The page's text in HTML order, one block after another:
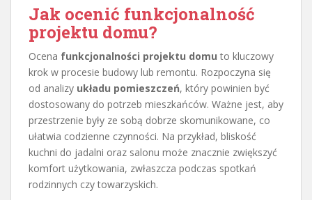
Jak ocenić funkcjonalność
projektu domu?
Ocena funkcjonalności projektu domu to kluczowy
krok w procesie budowy lub remontu. Rozpoczyna się
od analizy układu pomieszczeń, który powinien być
dostosowany do potrzeb mieszkańców. Ważne jest, aby
przestrzenie były ze sobą dobrze skomunikowane, co
ułatwia codzienne czynności. Na przykład, bliskość
kuchni do jadalni oraz salonu może znacznie zwiększyć
komfort użytkowania, zwłaszcza podczas spotkań
rodzinnych czy towarzyskich.